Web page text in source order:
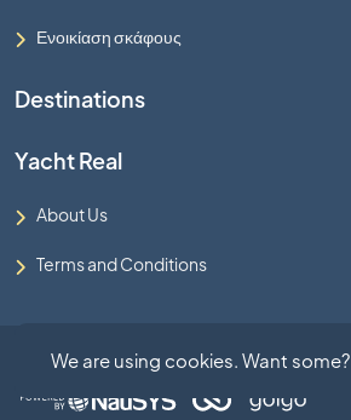
Ενοικίαση σκάφους
Destinations
Yacht Real
About Us
Terms and Conditions
© 2026 - All right reserved by Yacht Real
We are using cookies. Want some?